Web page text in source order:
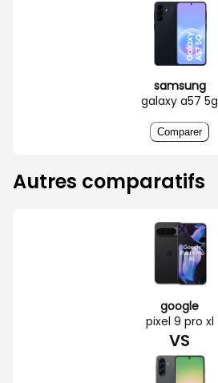
samsung
galaxy a57 5g
Comparer
Autres comparatifs
google
pixel 9 pro xl
VS